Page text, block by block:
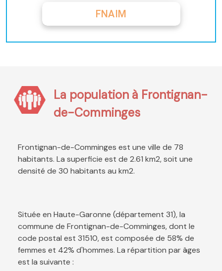
FNAIM
La population à Frontignan-
de-Comminges
Frontignan-de-Comminges est une ville de 78
habitants. La superficie est de 2.61 km2, soit une
densité de 30 habitants au km2.
Située en Haute-Garonne (département 31), la
commune de Frontignan-de-Comminges, dont le
code postal est 31510, est composée de 58% de
femmes et 42% d'hommes. La répartition par âges
est la suivante :